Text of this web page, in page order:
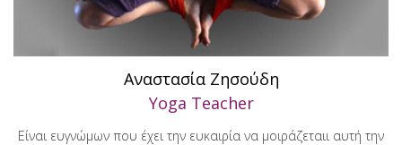
Αναστασία Ζησούδη
Yoga Teacher
Είναι ευγνώμων που έχει την ευκαιρία να μοιράζεταιι αυτή την